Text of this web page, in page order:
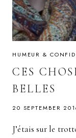
HUMEUR &
CES
BELLES
20 SEPTEMBER
J’étais sur le